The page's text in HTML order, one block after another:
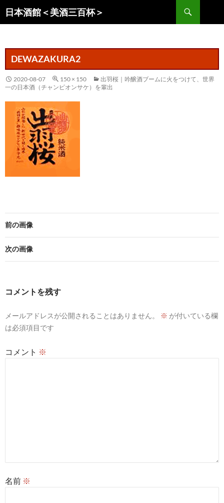
ン
ス
キ
ッ
日本酒館＜美酒三百杯＞
索
DEWAZAKURA2
2020-08-07 150 × 150
出羽桜｜吟醸酒ブームに火をつけて、世界
一の日本酒（チャンピオンサケ）を輩出
前の画像
次の画像
コメントを残す
メールアドレスが公開されることはありません。 ※ が付いている欄
は必須項目です
コメント ※
名前 ※